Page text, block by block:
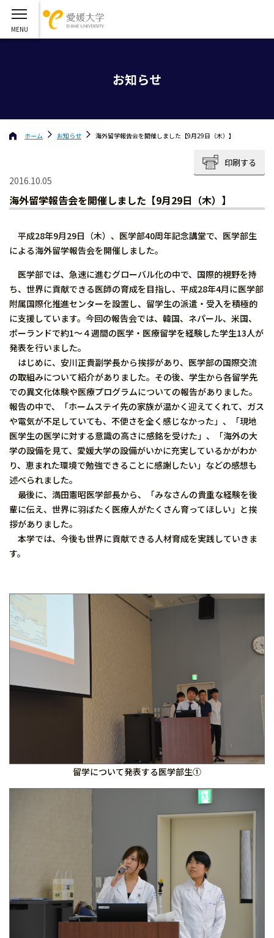
お知らせ
ホーム お知らせ 海外留学報告会を開催しました【9月29日（木）】
印刷する
2016.10.05
海外留学報告会を開催しました【9月29日（木）】
平成28年9月29日（木）、医学部40周年記念講堂で、医学部生
による海外留学報告会を開催しました。
医学部では、急速に進むグローバル化の中で、国際的視野を持
ち、世界に貢献できる医師の育成を目指し、平成28年4月に医学部
附属国際化推進センターを設置し、留学生の派遣・受入を積極的
に支援しています。今回の報告会では、韓国、ネパール、米国、
ポーランドで約1〜４週間の医学・医療留学を経験した学生13人が
発表を行いました。
はじめに、安川正貴副学長から挨拶があり、医学部の国際交流
の取組みについて紹介がありました。その後、学生から各留学先
での異文化体験や医療プログラムについての報告がありました。
報告の中で、「ホームステイ先の家族が温かく迎えてくれて、ガス
や電気が不足していても、不便さを全く感じなかった」、「現地
医学生の医学に対する意識の高さに感銘を受けた」、「海外の大
学の設備を見て、愛媛大学の設備がいかに充実しているかがわか
り、恵まれた環境で勉強できることに感謝したい」などの感想も
述べられました。
最後に、満田憲昭医学部長から、「みなさんの貴重な経験を後
輩に伝え、世界に羽ばたく医療人がたくさん育ってほしい」と挨
拶がありました。
本学では、今後も世界に貢献できる人材育成を実践していきま
す。
留学について発表する医学部生①